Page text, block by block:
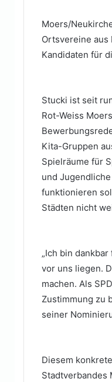
Moers/
Ortsvereine
Kandidaten für
Stucki ist seit
Rot-Weiss
Kita-Gruppen
Spielräume für
und
funktionieren
Städten nicht
„Ich bin
vor uns liegen.
machen. Als
Zustimmung zu
seiner
Diesem
Stadtverbandes